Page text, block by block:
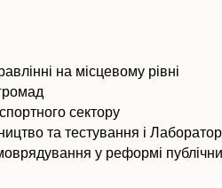
на місцевому рівні
сектору
та тестування і
у реформі